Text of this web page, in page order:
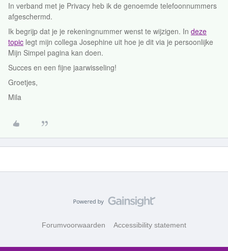
In verband met je Privacy heb ik de genoemde telefoonnummers
afgeschermd.
Ik begrijp dat je je rekeningnummer wenst te wijzigen. In deze
topic legt mijn collega Josephine uit hoe je dit via je persoonlijke
Mijn Simpel pagina kan doen.
Succes en een fijne jaarwisseling!
Groetjes,
Mila
Forumvoorwaarden Accessibility statement